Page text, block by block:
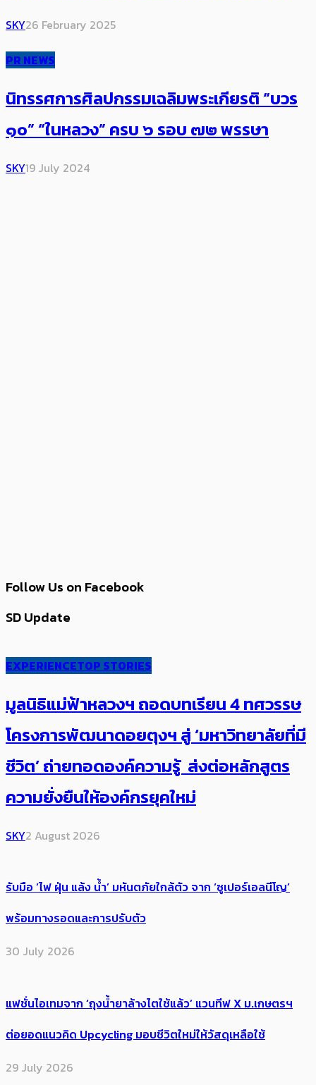
SKY26 February 2025
PR NEWS
นิทรรศการศิลปกรรมเฉลิมพระเกียรติ “บวร
๑๐” “ในหลวง” ครบ ๖ รอบ ๗๒ พรรษา
SKY19 July 2024
Follow Us on Facebook
SD Update
EXPERIENCETOP STORIES
มูลนิธิแม่ฟ้าหลวงฯ ถอดบทเรียน 4 ทศวรรษ
โครงการพัฒนาดอยตุงฯ สู่ ‘มหาวิทยาลัยที่มี
ชีวิต’ ถ่ายทอดองค์ความรู้ ส่งต่อหลักสูตร
ความยั่งยืนให้องค์กรยุคใหม่
SKY2 August 2026
รับมือ ‘ไฟ ฝุ่น แล้ง น้ำ’ มหันตภัยใกล้ตัว จาก ‘ซูเปอร์เอลนีโญ’
พร้อมทางรอดและการปรับตัว
30 July 2026
แฟชั่นไอเทมจาก ‘ถุงน้ำยาล้างไตใช้แล้ว’ แวนทีฟ X ม.เกษตรฯ
ต่อยอดแนวคิด Upcycling มอบชีวิตใหม่ให้วัสดุเหลือใช้
29 July 2026